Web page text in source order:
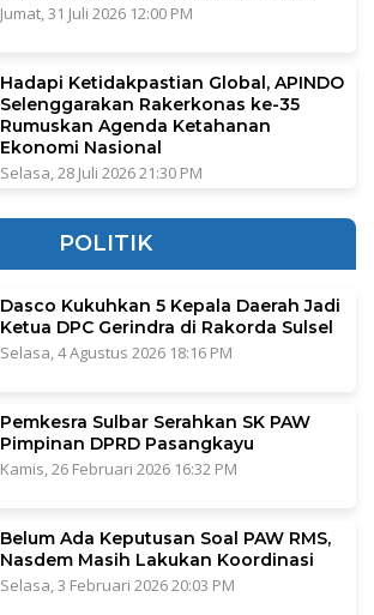
Jumat, 31 Juli 2026 12:00 PM
Hadapi Ketidakpastian Global, APINDO
Selenggarakan Rakerkonas ke-35
Rumuskan Agenda Ketahanan
Ekonomi Nasional
Selasa, 28 Juli 2026 21:30 PM
POLITIK
Dasco Kukuhkan 5 Kepala Daerah Jadi
Ketua DPC Gerindra di Rakorda Sulsel
Selasa, 4 Agustus 2026 18:16 PM
Pemkesra Sulbar Serahkan SK PAW
Pimpinan DPRD Pasangkayu
Kamis, 26 Februari 2026 16:32 PM
Belum Ada Keputusan Soal PAW RMS,
Nasdem Masih Lakukan Koordinasi
Selasa, 3 Februari 2026 20:03 PM